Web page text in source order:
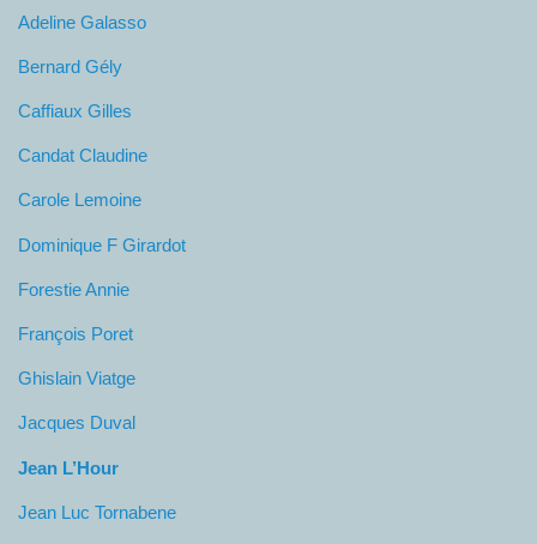
Adeline Galasso
Bernard Gély
Caffiaux Gilles
Candat Claudine
Carole Lemoine
Dominique F Girardot
Forestie Annie
François Poret
Ghislain Viatge
Jacques Duval
Jean L’Hour
Jean Luc Tornabene